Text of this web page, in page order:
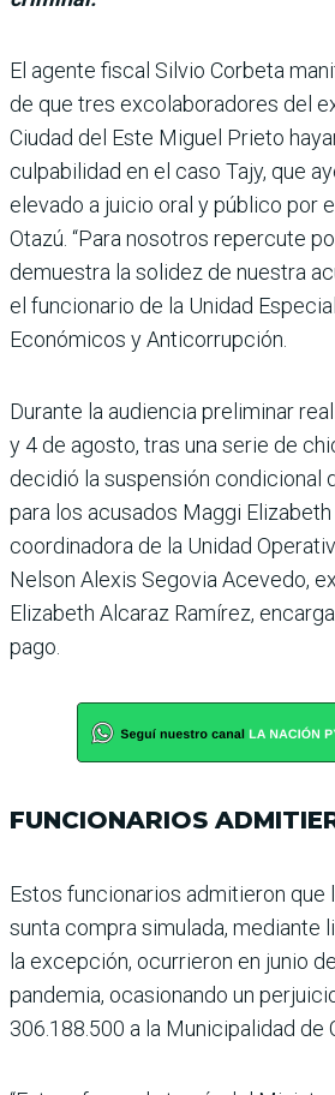
El agente fiscal Silvio Corbeta
de que tres excolaboradores del
Ciudad del Este Miguel Prieto
culpabilidad en el caso Tajy, que
elevado a juicio oral y público por
Otazú. “Para nosotros repercute
demuestra la solidez de nuestra
el funcionario de la Unidad
Eco­nómicos y Anticorrupción.
Durante la audiencia preli­minar
y 4 de agosto, tras una serie de
decidió la suspensión condicional
para los acusados Maggi Elizabeth
coordinadora de la Unidad
Nelson Alexis Segovia Acevedo,
Elizabeth Alca­raz Ramírez,
pago.
FUNCIONARIOS
Estos funcionarios admitie­ron
sunta compra simulada, mediante
la excepción, ocu­rrieron en junio
pandemia, ocasio­nando un
306.188.500 a la Municipalidad de